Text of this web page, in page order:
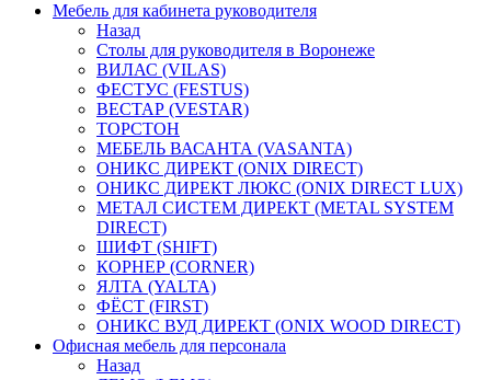
Мебель для кабинета руководителя
Назад
Столы для руководителя в Воронеже
ВИЛАС (VILAS)
ФЕСТУС (FESTUS)
ВЕСТАР (VESTAR)
ТОРСТОН
МЕБЕЛЬ ВАСАНТА (VASANTA)
ОНИКС ДИРЕКТ (ONIX DIRECT)
ОНИКС ДИРЕКТ ЛЮКС (ONIX DIRECT LUX)
МЕТАЛ СИСТЕМ ДИРЕКТ (METAL SYSTEM
DIRECT)
ШИФТ (SHIFT)
КОРНЕР (CORNER)
ЯЛТА (YALTA)
ФЁСТ (FIRST)
ОНИКС ВУД ДИРЕКТ (ONIX WOOD DIRECT)
Офисная мебель для персонала
Назад